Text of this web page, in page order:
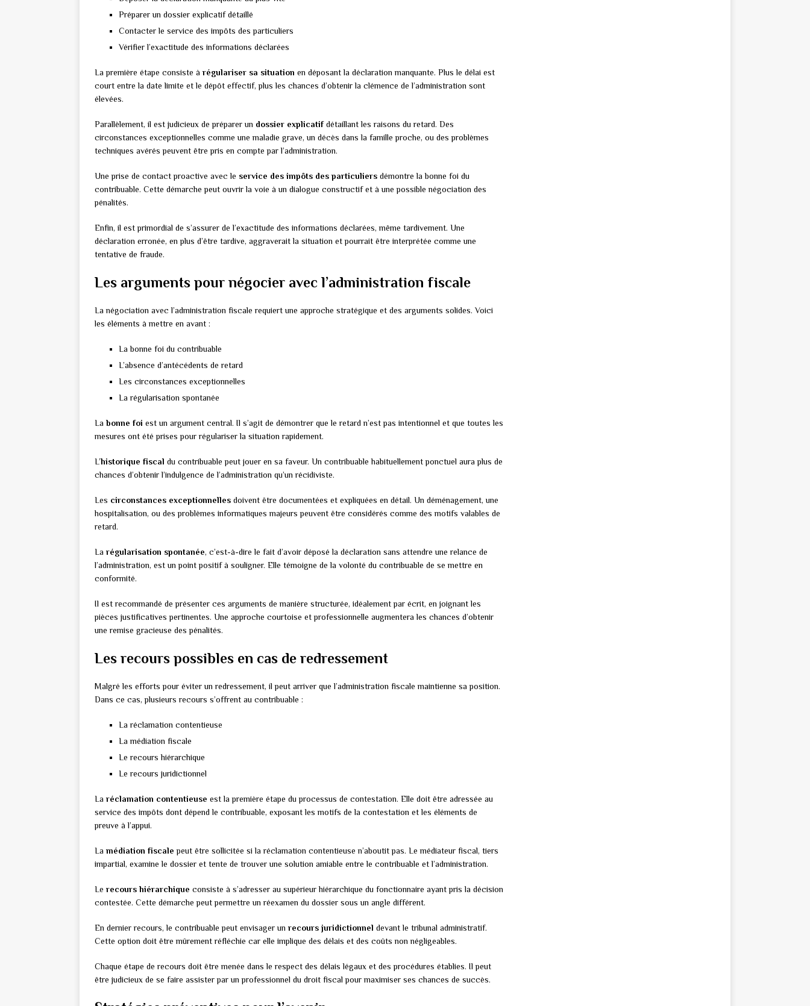
Préparer un dossier explicatif détaillé
Contacter le service des impôts des particuliers
Vérifier l’exactitude des informations déclarées
La première étape consiste à régulariser sa situation en déposant la déclaration manquante. Plus le délai est
court entre la date limite et le dépôt effectif, plus les chances d’obtenir la clémence de l’administration sont
élevées.
Parallèlement, il est judicieux de préparer un dossier explicatifdétaillant les raisons du retard. Des
circonstances exceptionnelles comme une maladie grave, un décès dans la famille proche, ou des problèmes
techniques avérés peuvent être pris en compte par l’administration.
Une prise de contact proactive avec le service des impôts des particuliers démontre la bonne foi du
contribuable. Cette démarche peut ouvrir la voie à un dialogue constructif et à une possible négociation des
pénalités.
Enfin, il est primordial de s’assurer de l’exactitude des informations déclarées, même tardivement. Une
déclaration erronée, en plus d’être tardive, aggraverait la situation et pourrait être interprétée comme une
tentative de fraude.
Les arguments pour négocier avec l’administration fiscale
La négociation avec l’administration fiscale requiert une approche stratégique et des arguments solides. Voici
les éléments à mettre en avant :
La bonne foi du contribuable
L’absence d’antécédents de retard
Les circonstances exceptionnelles
La régularisation spontanée
Labonne foi est un argument central. Il s’agit de démontrer que le retard n’est pas intentionnel et que toutes les
mesures ont été prises pour régulariser la situation rapidement.
L’historique fiscal du contribuable peut jouer en sa faveur. Un contribuable habituellement ponctuel aura plus de
chances d’obtenir l’indulgence de l’administration qu’un récidiviste.
Les circonstances exceptionnelles doivent être documentées et expliquées en détail. Un déménagement, une
hospitalisation, ou des problèmes informatiques majeurs peuvent être considérés comme des motifs valables de
retard.
La régularisation spontanée, c’est-à-dire le fait d’avoir déposé la déclaration sans attendre une relance de
l’administration, est un point positif à souligner. Elle témoigne de la volonté du contribuable de se mettre en
conformité.
Il est recommandé de présenter ces arguments de manière structurée, idéalement par écrit, en joignant les
pièces justificatives pertinentes. Une approche courtoise et professionnelle augmentera les chances d’obtenir
une remise gracieuse des pénalités.
Les recours possibles en cas de redressement
Malgré les efforts pour éviter un redressement, il peut arriver que l’administration fiscale maintienne sa position.
Dans ce cas, plusieurs recours s’offrent au contribuable :
La réclamation contentieuse
La médiation fiscale
Le recours hiérarchique
Le recours juridictionnel
La réclamation contentieuse est la première étape du processus de contestation. Elle doit être adressée au
service des impôts dont dépend le contribuable, exposant les motifs de la contestation et les éléments de
preuve à l’appui.
La médiation fiscale peut être sollicitée si la réclamation contentieuse n’aboutit pas. Le médiateur fiscal, tiers
impartial, examine le dossier et tente de trouver une solution amiable entre le contribuable et l’administration.
Le recours hiérarchique consiste à s’adresser au supérieur hiérarchique du fonctionnaire ayant pris la décision
contestée. Cette démarche peut permettre un réexamen du dossier sous un angle différent.
En dernier recours, le contribuable peut envisager un recours juridictionnel devant le tribunal administratif.
Cette option doit être mûrement réfléchie car elle implique des délais et des coûts non négligeables.
Chaque étape de recours doit être menée dans le respect des délais légaux et des procédures établies. Il peut
être judicieux de se faire assister par un professionnel du droit fiscal pour maximiser ses chances de succès.